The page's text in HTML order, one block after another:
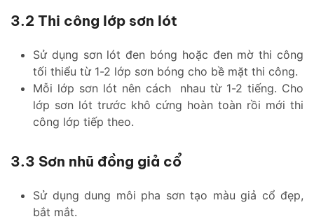
3.2 Thi công lớp sơn lót
Sử dụng sơn lót đen bóng hoặc đen mờ thi công
tối thiểu từ 1-2 lớp sơn bóng cho bề mặt thi công.
Mỗi lớp sơn lót nên cách nhau từ 1-2 tiếng. Cho
lớp sơn lót trước khô cứng hoàn toàn rồi mới thi
công lớp tiếp theo.
3.3 Sơn nhũ đồng giả cổ
Sử dụng dung môi pha sơn tạo màu giả cổ đẹp,
bắt mắt.